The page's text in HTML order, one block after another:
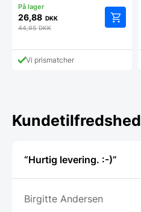
26,88 DKK
44,95DKK
Vi prismatcher
Kundetilfredshed
“Hurtig levering. :-)”
Birgitte Andersen